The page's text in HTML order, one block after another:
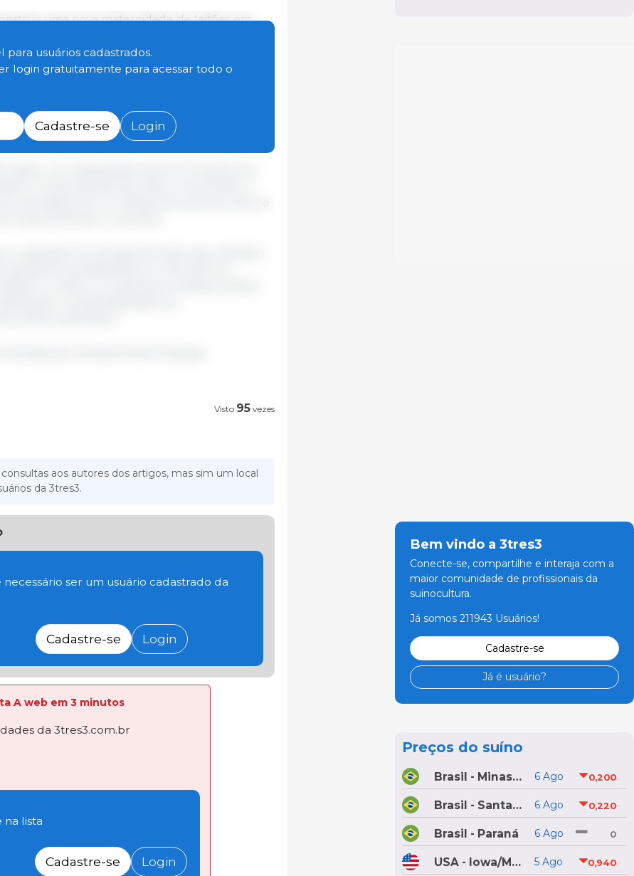
uma nova maternidade de leitões em
unidade para produção de leitoas para
milhão de leitões por ano, o que dá 20 mil
antes do abate e processamento da carne em
ração, com capacidade para 45 mil quilos por
O empreendimento deve movimentar a
necessitará de 3,4 milhões de sacas de milho e
para alimentar os animais.
e captação de energia de fonte solar também
geradores possibilitarão ter 450 kWh de
A sobra, corretamente tratada, poderá
a sustentabilidade do
100% sustentável.
DE NOTÍCIAS PR /Brasil.
usuários cadastrados.
login gratuitamente para acessar todo o
Cadastre-se Login
Visto 95 vezes
aos autores dos artigos, mas sim um local
da 3tres3.
ser um usuário cadastrado da
Cadastre-se Login
A web em 3 minutos
da 3tres3.com.br
na lista
Cadastre-se Login
Bem vindo a 3tres3
Conecte-se, compartilhe e interaja com a
maior comunidade de profissionais da
suinocultura.
Já somos 211943 Usuários!
Cadastre-se
Já é usuário?
Preços do suíno
Brasil - Minas Gerais 6 Ago 0,200
Brasil - Santa Catarina 6 Ago 0,220
Brasil - Paraná 6 Ago 0
USA - Iowa/Minnesota 5 Ago 0,940